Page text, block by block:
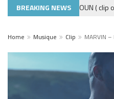
BREAKING NEWS
ADE440 – GRAMOUN ( clip
Home Musique Clip MARVIN